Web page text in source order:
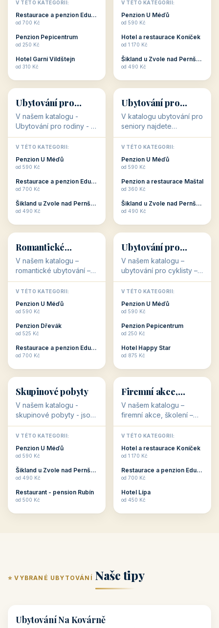
dovolenou přímo
souvisejí. Aktivní
odpočinek jso...
V TÉTO KATEGORII:
Restaurace a penzion Eduard
od 700 Kč
Penzion Pepicentrum
od 250 Kč
Hotel Garni Vildštejn
od 310 Kč
cenově dostupné
ubytování v ČR. Budete
c...
V TÉTO KATEGORII:
Penzion U Méďů
od 590 Kč
Hotel a restaurace Koníček
od 1 170 Kč
Šikland u Zvole nad Pernštejnem
od 490 Kč
👨‍👩‍👧‍👦
👨‍👩‍👧‍👦
34 objektů
Ubytování pro
rodiny
V našem katalogu -
Ubytování pro rodiny -
jsou pro Vás připraveny
objekty, které svojí
polohou či vybaveností,
nabízí klidné ubytování
V TÉTO KATEGORII:
Penzion U Méďů
od 590 Kč
Restaurace a penzion Eduard
od 700 Kč
Šikland u Zvole nad Pernštejnem
od 490 Kč
🧓
🧓
33 objektů
Ubytování pro
seniory
V katalogu ubytování pro
seniory najdete
penziony a hotely, které
jsou přizpůsobeny pro
ubytování klientů vyššího
věku. Některé z nich
V TÉTO KATEGORII:
Penzion U Méďů
od 590 Kč
Penzion a restaurace Maštal
od 360 Kč
Šikland u Zvole nad Pernštejnem
od 490 Kč
💕
💕
Romantické
ubytování
V našem katalogu –
romantické ubytování –
jsou pro Vás připraveny
objekty, které svojí
stavbou, polohou anebo
zaměřením nabízí
Romantické ...
V TÉTO KATEGORII:
Penzion U Méďů
od 590 Kč
Penzion Dřevák
od 525 Kč
Restaurace a penzion Eduard
od 700 Kč
🚴
🚴
32 objektů
Ubytování pro
cyklisty
V našem katalogu –
ubytování pro cyklisty –
jsou pro Vás připraveny
objekty, které jsou na
milovníky cykloturistiky
připraveny. Většinou mají
V TÉTO KATEGORII:
Penzion U Méďů
od 590 Kč
Penzion Pepicentrum
od 250 Kč
Hotel Happy Star
od 875 Kč
👥
👥
32 objektů
Skupinové pobyty
V našem katalogu -
skupinové pobyty - jsou
pro Vás připraveny
objekty, které nabízí
ubytování skupin v
penzionech, hotelích a
Budete překva...
V TÉTO KATEGORII:
Penzion U Méďů
od 590 Kč
Šikland u Zvole nad Pernštejnem
od 490 Kč
Restaurant - pension Rubín
od 500 Kč
💼
💼
31 objektů
Firemní akce,
školení
V našem katalogu –
firemní akce, školení –
jsou pro Vás připraveny
objekty, které mají
zkušenosti pořádat i
menší firemní akce a
ob...
V TÉTO KATEGORII:
Hotel a restaurace Koníček
od 1 170 Kč
Restaurace a penzion Eduard
od 700 Kč
Hotel Lípa
od 450 Kč
⭐ VYBRANÉ UBYTOVÁNÍ Naše tipy
🏡 penzion
Ubytování Na Kovárně